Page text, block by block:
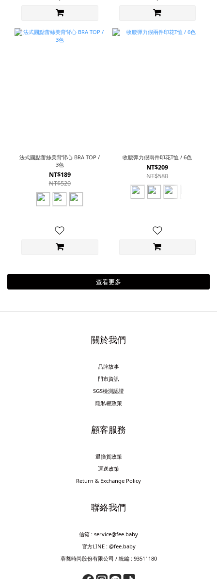
法式圓點蕾絲美背背心 BRA TOP /
3色
NT$189
NT$520
收腰彈力假兩件印花T恤 / 6色
NT$209
NT$580
查看更多
關於我們
品牌故事
門市資訊
SGS檢測認證
隱私權政策
顧客服務
退換貨政策
運送政策
Return & Exchange Policy
聯絡我們
信箱 : service@fee.baby
官方LINE : @fee.baby
蓉蕎時尚股份有限公司 / 統編 : 93511180